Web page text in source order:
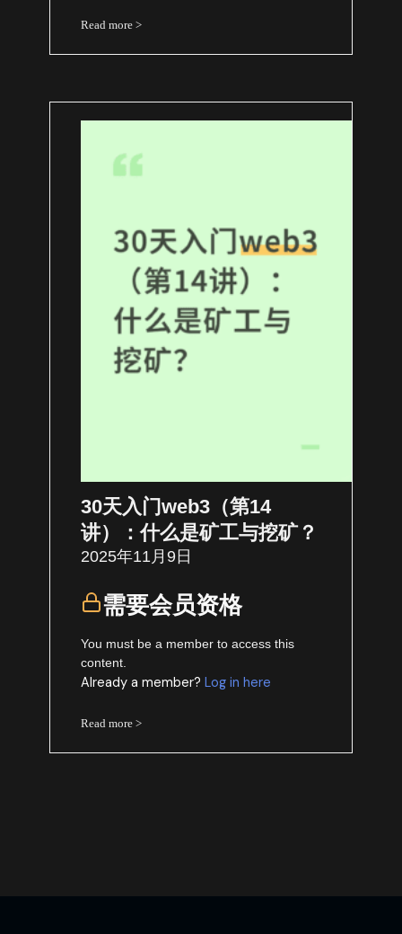
Read more >
30天入门web3（第14
讲）：什么是矿工与挖矿？
2025年11月9日
需要会员资格
You must be a member to access this
content.
Already a member?Log in here
Read more >